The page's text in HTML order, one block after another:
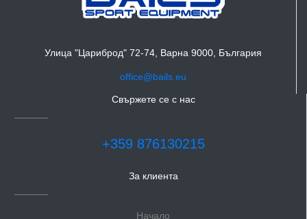
Улица "Цариброд" 72-74, Варна 9000, България
office@bails.eu
Свържете се с нас
+359 876130215
За клиента
Начало